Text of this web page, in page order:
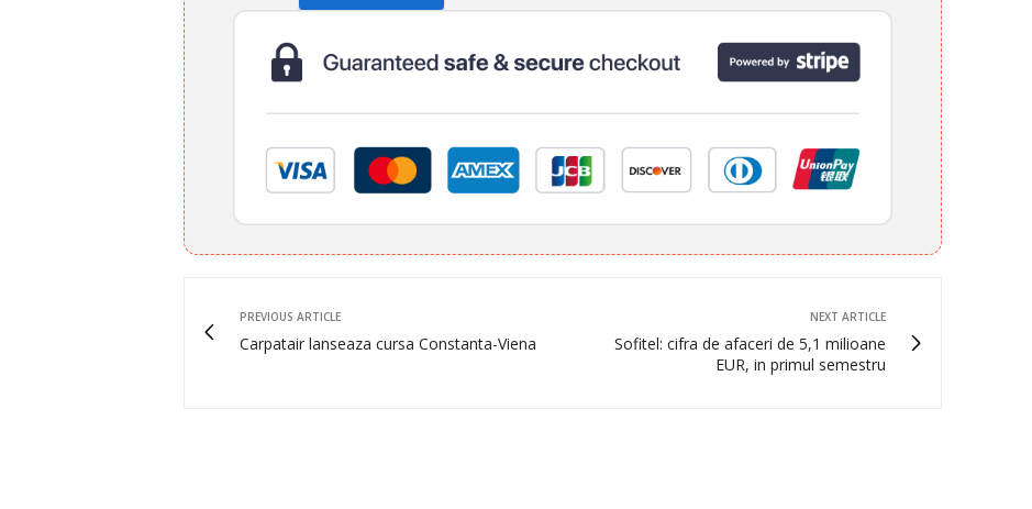
PREVIOUS ARTICLE
Carpatair lanseaza cursa Constanta-Viena
NEXT ARTICLE
Sofitel: cifra de afaceri de 5,1 milioane
EUR, in primul semestru